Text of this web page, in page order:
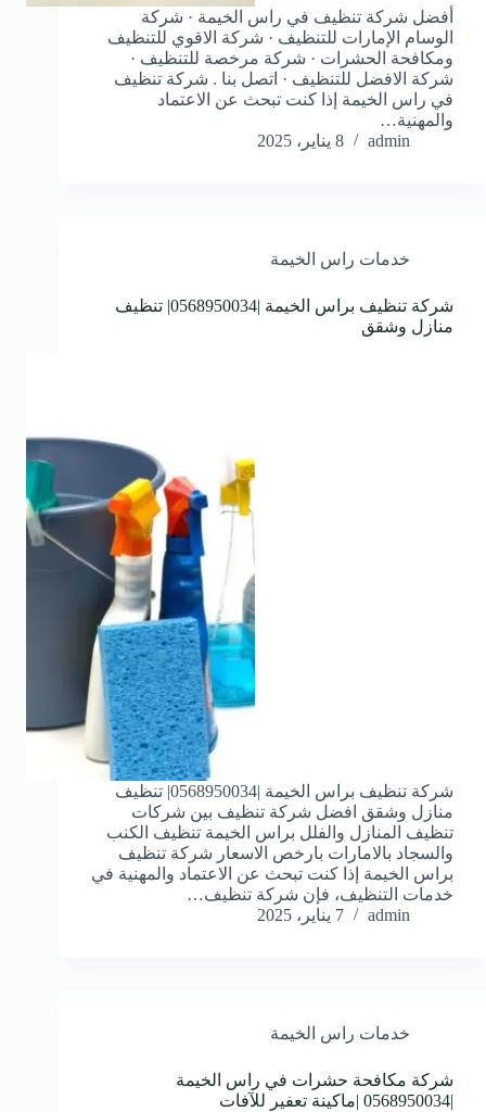
أفضل شركة تنظيف في راس الخيمة · شركة
الوسام الإمارات للتنظيف · شركة الاقوي للتنظيف
ومكافحة الحشرات · شركة مرخصة للتنظيف ·
شركة الافضل للتنظيف · اتصل بنا . شركة تنظيف
في راس الخيمة إذا كنت تبحث عن الاعتماد
والمهنية…
admin
8 يناير، 2025
خدمات راس الخيمة
شركة تنظيف براس الخيمة |0568950034| تنظيف
منازل وشقق
شركة تنظيف براس الخيمة |0568950034| تنظيف
منازل وشقق افضل شركة تنظيف بين شركات
تنظيف المنازل والفلل براس الخيمة تنظيف الكنب
والسجاد بالامارات بارخص الاسعار شركة تنظيف
براس الخيمة إذا كنت تبحث عن الاعتماد والمهنية في
خدمات التنظيف، فإن شركة تنظيف…
admin
7 يناير، 2025
خدمات راس الخيمة
شركة مكافحة حشرات في راس الخيمة
|0568950034 |ماكينة تعفير للآفات